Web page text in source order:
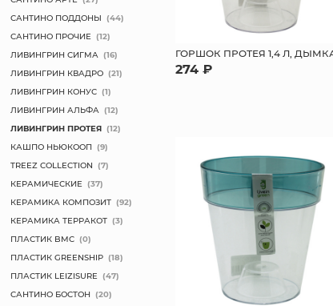
ГОРШОК ПРОТЕЯ 1,4 Л,
274 ₽
САНТИНО ПОДДОНЫ (44)
САНТИНО ПРОЧИЕ (12)
ЛИВИНГРИН СИГМА (16)
ЛИВИНГРИН КВАДРО (21)
ЛИВИНГРИН КОНУС (1)
ЛИВИНГРИН АЛЬФА (12)
ЛИВИНГРИН ПРОТЕЯ (12)
КАШПО НЬЮКООП (9)
TREEZ COLLECTION (7)
КЕРАМИЧЕСКИЕ (37)
КЕРАМИКА КОМПОЗИТ (92)
КЕРАМИКА ТЕРРАКОТ (3)
ПЛАСТИК BMC (0)
ПЛАСТИК GREENSHIP (18)
ПЛАСТИК LEIZISURE (47)
САНТИНО БОСТОН (20)